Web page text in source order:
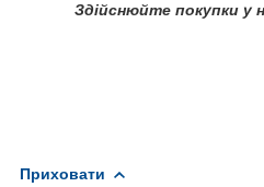
Здійснюйте покупки у
Приховати